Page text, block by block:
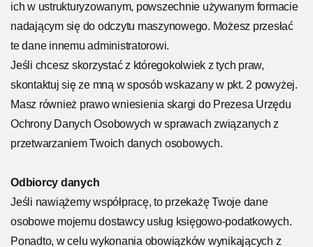
ich w ustrukturyzowanym, powszechnie używanym formacie
nadającym się do odczytu maszynowego. Możesz przesłać
te dane innemu administratorowi.
Jeśli chcesz skorzystać z któregokolwiek z tych praw,
skontaktuj się ze mną w sposób wskazany w pkt. 2 powyżej.
Masz również prawo wniesienia skargi do Prezesa Urzędu
Ochrony Danych Osobowych w sprawach związanych z
przetwarzaniem Twoich danych osobowych.
Odbiorcy danych
Jeśli nawiążemy współpracę, to przekażę Twoje dane
osobowe mojemu dostawcy usług księgowo-podatkowych.
Ponadto, w celu wykonania obowiązków wynikających z